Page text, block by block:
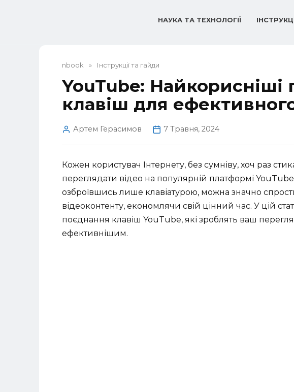
НАУКА ТА ТЕХНОЛОГІЇ
nbook » Інструкції та гайди
YouTube: Найкорисніші
клавіш для
Артем Герасимов 7 Травня, 2024
Кожен користувач Інтернету, без сумніву, хоч раз
переглядати відео на популярній платформі
озброївшись лише клавіатурою, можна значно
відеоконтенту, економлячи свій цінний час. У цій
поєднання клавіш YouTube, які зроблять ваш
ефективнішим.